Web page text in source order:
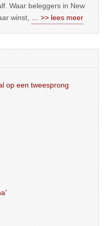
Waar beleggers in New
winst,
… >> lees meer
AI mondiaal op een tweesprong